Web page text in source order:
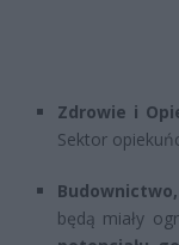
Zdrowie i
Sektor
będą miały